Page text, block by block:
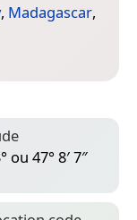
, Madagascar,
ou 47° 8′ 7″